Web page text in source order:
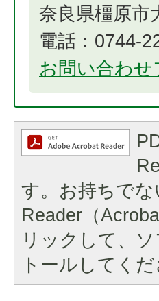
奈良県橿原市
電話：0744-
お問い合わせ
す。お持ちで
Reader（
リックして、
トールしてくだ